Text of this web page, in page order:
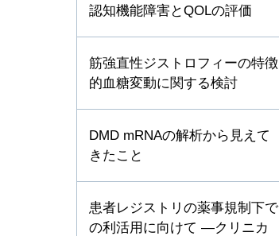
認知機能障害とQOLの評価
筋強直性ジストロフィーの特徴
的血糖変動に関する検討
DMD mRNAの解析から見えて
きたこと
患者レジストリの薬事規制下で
の利活用に向けて ―クリニカ